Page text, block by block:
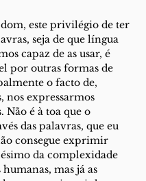
este privilégio de ter
seja de que língua
capaz de as usar, é
por outras formas de
o facto de,
nos expressarmos
Não é à toa que o
das palavras, que eu
consegue exprimir
da complexidade
humanas, mas já as